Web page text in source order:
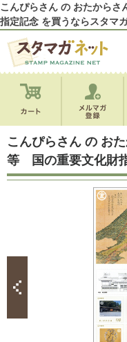
こんぴらさん の おたから
指定記念 を買うならスタマ
こんぴらさん の お
等 国の重要文化財